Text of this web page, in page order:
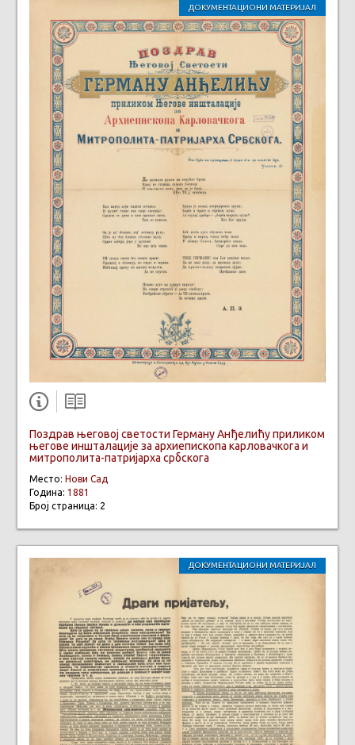
ДОКУМЕНТАЦИОНИ МАТЕРИЈАЛ
Поздрав његовој светости Герману Анђелићу приликом
његове иншталације за архиепископа карловачкога и
митрополита-патријарха србскога
Место: Нови Сад
Година: 1881
Број страница: 2
ДОКУМЕНТАЦИОНИ МАТЕРИЈАЛ